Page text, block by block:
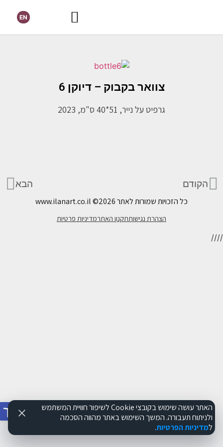
פתח
EN
הקודם הבא
צוואר בקבוק – דיוקן 6
גרפיט על נייר, 51*40 ס"מ, 2023
כל הזכויות שמורות לאתר www.ilanart.co.il©2026
הצהרת נגישותתקנון האתרמדיניות פרטיות
//
//
האתר עושה שימוש בקובצי Cookie לשיפור חוויית המשתמש
ולניתוח תעבורה. המשך השימוש באתר מהווה הסכמה
למדיניות הפרטיות.